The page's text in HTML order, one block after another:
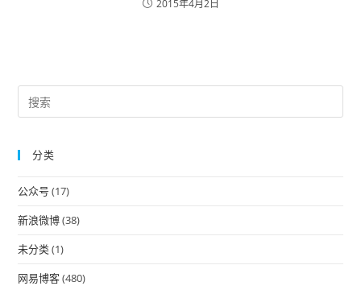
2015年4月2日
分类
公众号 (17)
新浪微博(38)
未分类(1)
网易博客(480)